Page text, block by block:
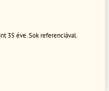
35 éve. Sok referenciával.